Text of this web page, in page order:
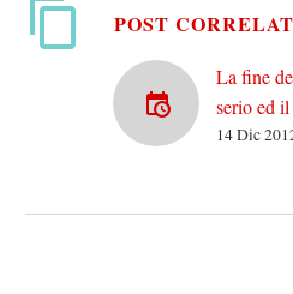
POST
La fine
serio ed
bufala
14 Dic